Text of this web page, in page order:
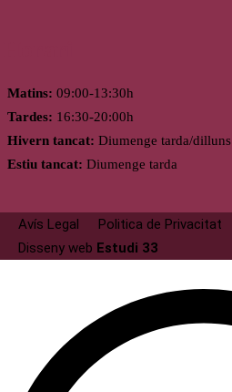
Matins: 09:00-13:30h
Tardes: 16:30-20:00h
Hivern tancat: Diumenge tarda/dilluns
Estiu tancat: Diumenge tarda
Avís Legal Politica de Privacitat
Disseny web Estudi 33